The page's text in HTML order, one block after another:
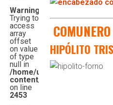
Warning
Trying to
access
array
offset
on value
of type
null in
/home/u542261482/
content/themes/topnews/
on line
2453
COMUNERO
HIPÓLITO